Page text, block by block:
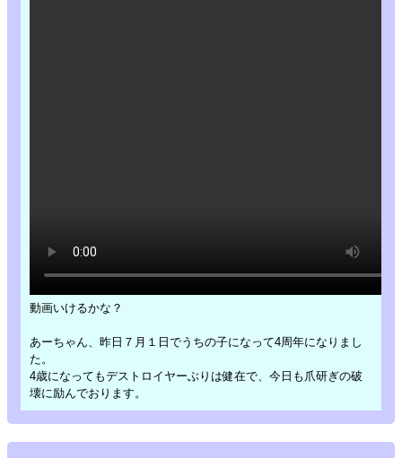
動画いけるかな？
あーちゃん、昨日７月１日でうちの子になって4周年になりまし
た。
4歳になってもデストロイヤーぶりは健在で、今日も爪研ぎの破
壊に励んでおります。